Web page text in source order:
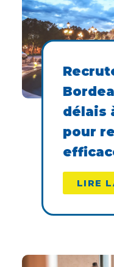
délais
pour
LIRE